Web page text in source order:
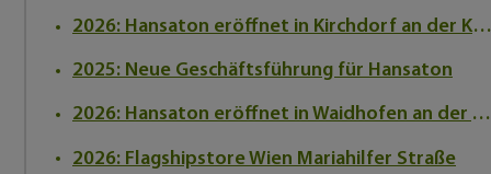
2026: Hansaton eröffnet in Kirchdorf an der Krems
2025: Neue Geschäftsführung für Hansaton
2026: Hansaton eröffnet in Waidhofen an der Ybbs
2026: Flagshipstore Wien Mariahilfer Straße